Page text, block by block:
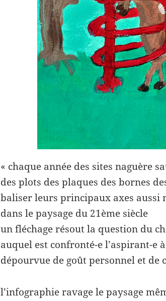
« chaque année des sites naguère
des plots des plaques des bornes
baliser leurs principaux axes aussi
dans le paysage du 21ème siècle
un fléchage résout la question du
auquel est confronté-e l’aspirant-e
dépourvue de goût personnel et de
l’infographie ravage le paysage